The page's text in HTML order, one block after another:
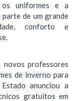
os uniformes e a
de um grande
conforto e
novos professores
de inverno para
anunciou a
gratuitos em